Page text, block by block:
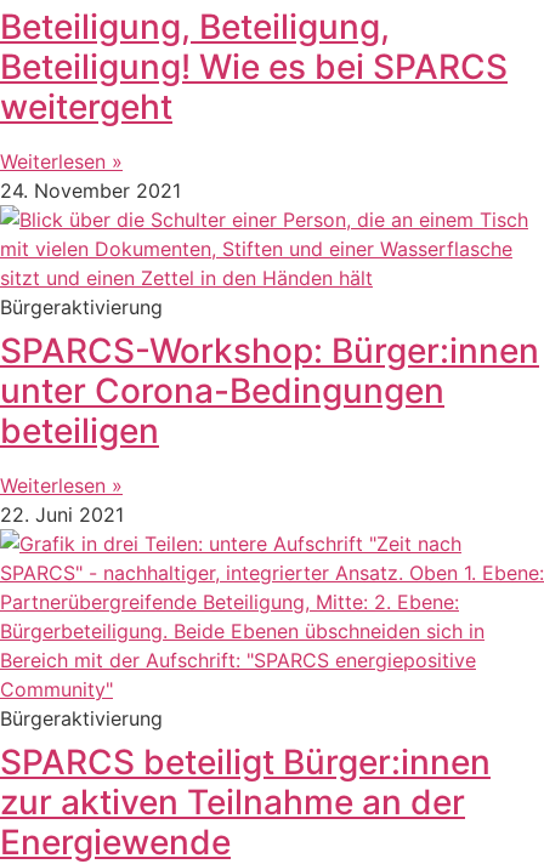
Beteiligung, Beteiligung,
Beteiligung! Wie es bei SPARCS
weitergeht
Weiterlesen »
24. November 2021
Bürgeraktivierung
SPARCS-Workshop: Bürger:innen
unter Corona-Bedingungen
beteiligen
Weiterlesen »
22. Juni 2021
Bürgeraktivierung
SPARCS beteiligt Bürger:innen
zur aktiven Teilnahme an der
Energiewende